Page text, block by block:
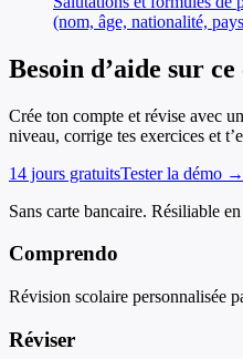
(nom, âge, nationalité,
Besoin d’aide sur
Crée ton compte et révise avec
niveau, corrige tes exercices et
14 jours gratuitsTester la démo →
Sans carte bancaire. Résiliable
Comprendo
Révision scolaire personnalisée
Réviser